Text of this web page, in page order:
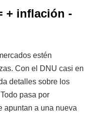
+ inflación -
estén
Con el DNU casi en
detalles sobre los
pasa por
apuntan a una nueva